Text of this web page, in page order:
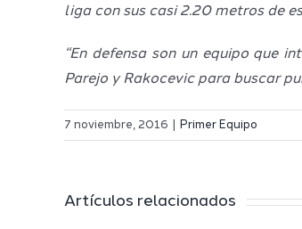
liga con sus casi 2.20 metros de
“En defensa son un equipo que
Parejo y Rakocevic para buscar
7 noviembre, 2016 Primer Equipo
Artículos relacionados
El Melilla